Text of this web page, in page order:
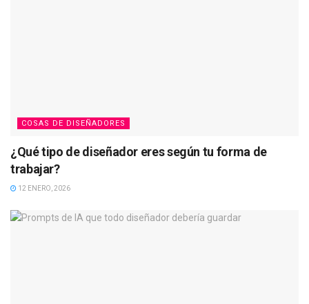
COSAS DE DISEÑADORES
¿Qué tipo de diseñador eres según tu forma de
trabajar?
12 ENERO, 2026